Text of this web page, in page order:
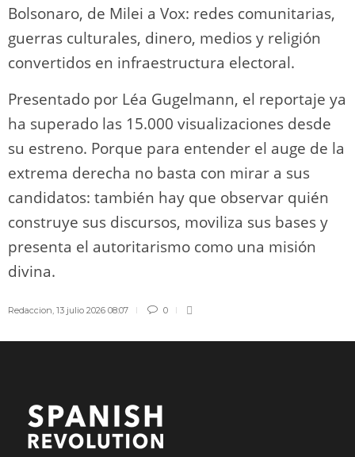
Bolsonaro, de Milei a Vox: redes comunitarias,
guerras culturales, dinero, medios y religión
convertidos en infraestructura electoral.
Presentado por Léa Gugelmann, el reportaje ya
ha superado las 15.000 visualizaciones desde
su estreno. Porque para entender el auge de la
extrema derecha no basta con mirar a sus
candidatos: también hay que observar quién
construye sus discursos, moviliza sus bases y
presenta el autoritarismo como una misión
divina.
Redaccion 13 julio 2026 08:07 0